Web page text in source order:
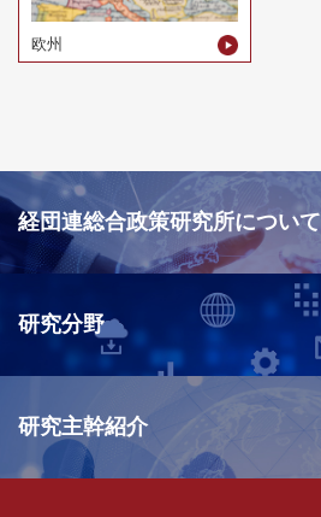
欧州
経団連総合政策研究所について
研究分野
研究主幹紹介